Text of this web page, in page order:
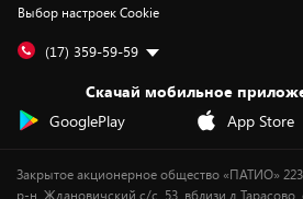
Дай пять добру!
Обработка персональных данных
Подарочные карты
Для мобильных устройств
Для компьютеров
Сервисные центры
Бонусы
Оплата частями
Новинки
Выбор настроек Cookie
(17) 359-59-59
Скачай мобильное
GooglePlay
App Store
Закрытое акционерное общество «ПАТИО»
р-н, Ждановичский с/с, 53, вблизи д.Тарасово,